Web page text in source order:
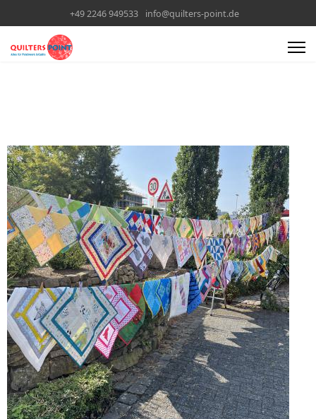
+49 2246 949533 info@quilters-point.de